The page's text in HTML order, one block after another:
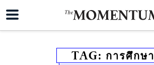
TAG: การศึกษา